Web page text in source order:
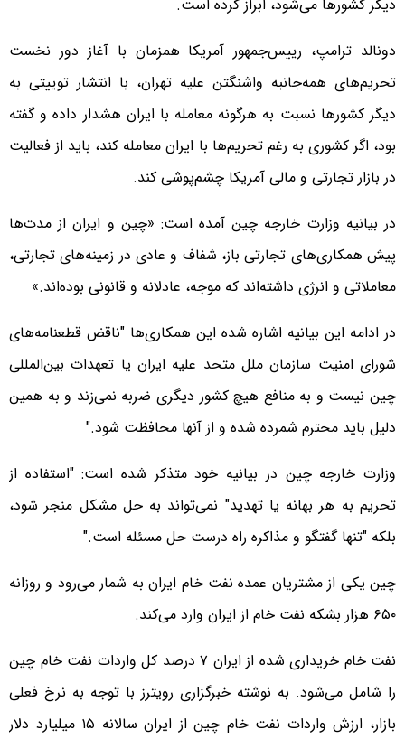
دیگر کشورها می‌شود، ابراز کرده است.
دونالد ترامپ، رییس‌جمهور آمریکا همزمان با آغاز دور نخست
تحریم‌های همه‌جانبه واشنگتن علیه تهران، با انتشار توییتی به
دیگر کشورها نسبت به هرگونه معامله با ایران هشدار داده و گفته
بود، اگر کشوری به رغم تحریم‌ها با ایران معامله کند، باید از فعالیت
در بازار تجارتی و مالی آمریکا چشم‌پوشی کند.
در بیانیه وزارت خارجه چین آمده است: «چین و ایران از مدت‌ها
پیش همکاری‌های تجارتی باز، شفاف و عادی در زمینه‌های تجارتی،
معاملاتی و انرژی داشته‌اند که موجه، عادلانه و قانونی بوده‌اند.»
در ادامه این بیانیه اشاره شده این همکاری‌ها "ناقض قطعنامه‌های
شورای امنیت سازمان ملل متحد علیه ایران یا تعهدات بین‌‌المللی
چین نیست و به منافع هیچ کشور دیگری ضربه نمی‌زند و به همین
دلیل باید محترم شمرده شده و از آنها محافظت شود."
وزارت خارجه چین در بیانیه خود متذکر شده است: "استفاده از
تحریم به هر بهانه یا تهدید" نمی‌تواند به حل مشکل منجر شود،
بلکه "تنها گفتگو و مذاکره راه درست حل مسئله است."
چین یکی از مشتریان عمده نفت خام ایران به شمار می‌رود و روزانه
۶۵۰ هزار بشکه نفت خام از ایران وارد می‌کند.
نفت خام خریداری شده از ایران ۷ درصد کل واردات نفت خام چین
را شامل می‌شود. به نوشته خبرگزاری رویترز با توجه به نرخ فعلی
بازار، ارزش واردات نفت خام چین از ایران سالانه ۱۵ میلیارد دلار